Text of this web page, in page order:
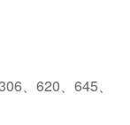
、620、645、